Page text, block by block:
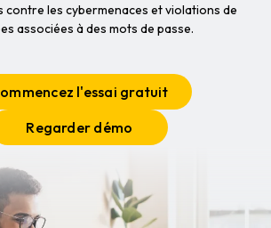
contre les cybermenaces et violations de
associées à des mots de passe.
l'essai gratuit
Regarder démo